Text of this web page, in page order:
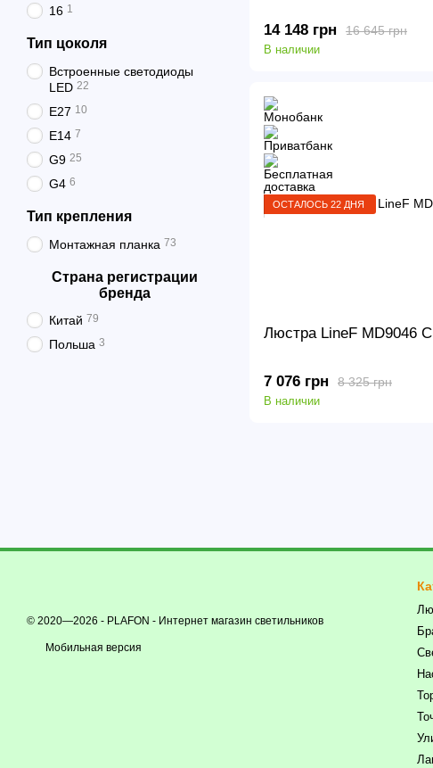
16 645 грн
14 148 грн
В наличии
ОСТАЛОСЬ 22 ДНЯ
Люстра LineF MD9046
8 325 грн
7 076 грн
В наличии
16 1
Тип цоколя
Встроенные светодиоды
LED 22
E27 10
E14 7
G9 25
G4 6
Тип крепления
Монтажная планка 73
Страна регистрации
бренда
Китай 79
Польша 3
© 2020—2026 - PLAFON - Интернет магазин светильников
Мобильная версия